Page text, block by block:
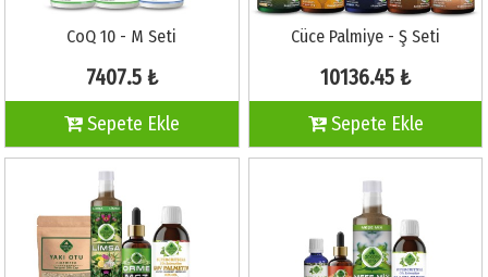
CoQ 10 - M Seti
7407.5 ₺
Sepete Ekle
Cüce Palmiye - Ş Seti
10136.45 ₺
Sepete Ekle